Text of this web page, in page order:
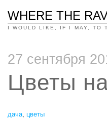
WHERE THE
I WOULD LIKE, IF I MAY, TO
27 сентября
Цветы
дача цветы